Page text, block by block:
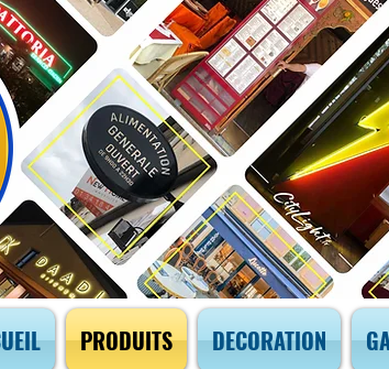
PRODUITS DECORATION